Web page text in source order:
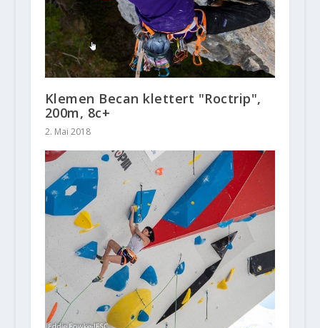
Klemen Becan klettert "Roctrip",
200m, 8c+
2. Mai 2018